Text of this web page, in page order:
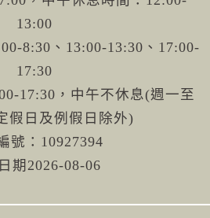
13:00
8:30、13:00-13:30、17:00-
17:30
17:30，中午不休息(週一至
假日及例假日除外)
號：10927394
期2026-08-06